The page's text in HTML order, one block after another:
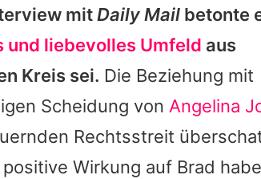
mitDaily Mail betonte
und liebevolles Umfeld aus
Kreis sei. Die Beziehung mit
Scheidung von Angelina
Rechtsstreit
Wirkung auf Brad habe